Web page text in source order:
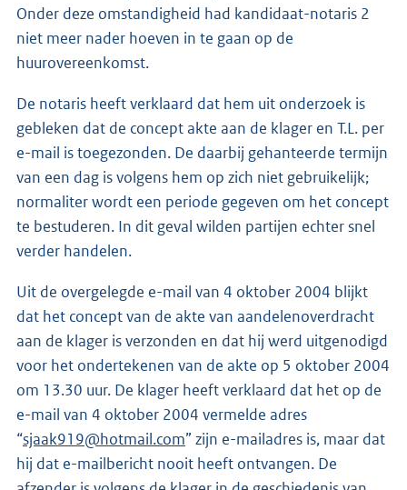
Onder deze omstandigheid had kandidaat-notaris 2
niet meer nader hoeven in te gaan op de
huurovereenkomst.
De notaris heeft verklaard dat hem uit onderzoek is
gebleken dat de concept akte aan de klager en T.L. per
e-mail is toegezonden. De daarbij gehanteerde termijn
van een dag is volgens hem op zich niet gebruikelijk;
normaliter wordt een periode gegeven om het concept
te bestuderen. In dit geval wilden partijen echter snel
verder handelen.
Uit de overgelegde e-mail van 4 oktober 2004 blijkt
dat het concept van de akte van aandelenoverdracht
aan de klager is verzonden en dat hij werd uitgenodigd
voor het ondertekenen van de akte op 5 oktober 2004
om 13.30 uur. De klager heeft verklaard dat het op de
e-mail van 4 oktober 2004 vermelde adres
“sjaak919@hotmail.com” zijn e-mailadres is, maar dat
hij dat e-mailbericht nooit heeft ontvangen. De